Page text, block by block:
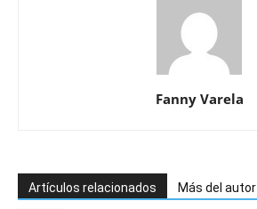
Fanny Varela
Artículos relacionados Más del autor